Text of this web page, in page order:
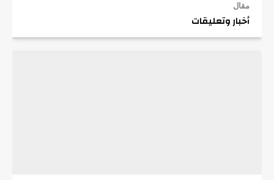
مقال
أخبار وتعليقات